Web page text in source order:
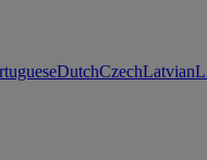
DutchCzechLatvian